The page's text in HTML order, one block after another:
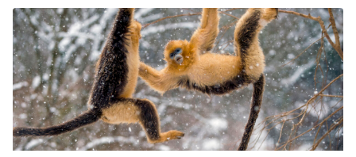
Severini, C., & Erspamer, V. (1990). Alkaloids from Australian
frogs (Myobatrachidae): pseudophrynamines and
pumiliotoxins.Journal of natural products,53(2), 407-421.
Jean-Marc Hero, Graeme Gillespie, Peter Robertson, Frank
Lemckert. 2004.Pseudophryne corroboree.The IUCN Red
List of Threatened Species2004:
e.T18582A8484537.https://dx.doi.org/10.2305/